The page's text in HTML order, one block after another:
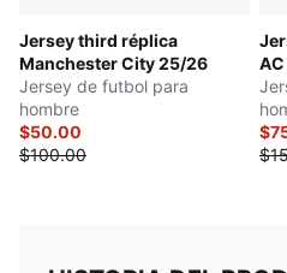
Jersey third réplica
Manchester City 25/26
Jersey de futbol para
hombre
$50.00
$100.00